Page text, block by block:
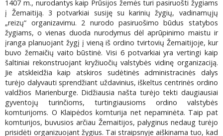
1407 m., nurodantys kaip Prūsijos žemės turi pasiruošti žygiams
į Žemaitiją. 3 potvarkiai susiję su karinių žygių, vadinamųjų
„reizų“ organizavimu. 2 nurodo pasiruošimo būdus statybos
žygiams, o vienas duoda nurodymus dėl aprūpinimo maistu ir
įranga planuojant žygį į vieną iš ordino tvirtovių Žemaitijoje, kur
buvo žemaičių vaito būstinė. Visi 6 potvarkiai yra vertingi kaip
šaltiniai rekonstruojant kryžiuočių valstybės vidinę organizaciją.
Jie atskleidžia kaip atskiros sudėtinės administracinės dalys
turėjo dalyvauti sprendžiant uždavinius, iškeltus centrinės ordino
valdžios Marienburge. Didžiausia našta turėjo tekti daugiausiai
gyventojų turinčioms, turtingiausioms ordino valstybės
komturijoms. O Klaipėdos komturija net nepaminėta. Taip pat
komturijos, buvusios arčiau Žemaitijos, palyginus nedaug turėjo
prisidėti organizuojant žygius. Tai straipsnyje aiškinama tuo, kad